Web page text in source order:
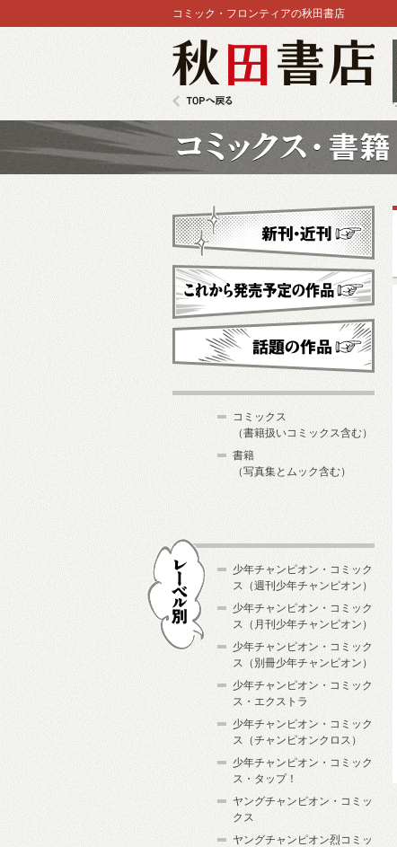
コミック・フロンティアの秋田書店
新刊・近刊
これから発売予定
コミックス
（書籍扱いコミックス含む）
書籍
（写真集とムック含む）
少年チャンピオン・コミック
ス（週刊少年チャンピオン）
少年チャンピオン・コミック
ス（月刊少年チャンピオン）
少年チャンピオン・コミック
ス（別冊少年チャンピオン）
少年チャンピオン・コミック
ス・エクストラ
少年チャンピオン・コミック
ス（チャンピオンクロス）
少年チャンピオン・コミック
ス・タップ！
ヤングチャンピオン・コミッ
クス
ヤングチャンピオン烈コミッ